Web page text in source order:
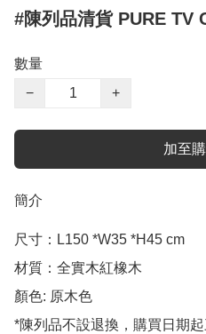
#陳列品清貨 PURE TV
數量
−
+
加至
簡介
尺寸：L150 *W35 *H45 cm
材質：全實木紅橡木
顏色: 原木色
*陳列品不設退換，購買日期